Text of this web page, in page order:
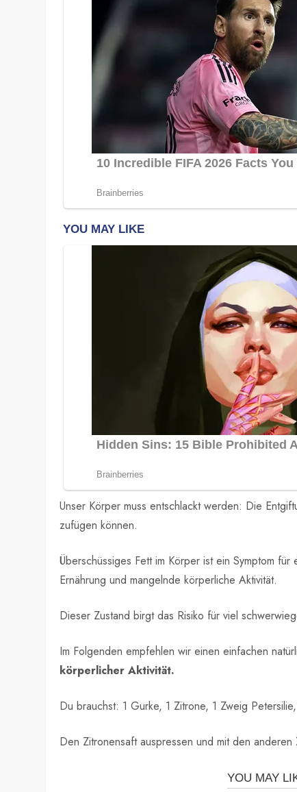
Unser Körper muss entschlackt werden: Die
zufügen können.
Überschüssiges Fett im Körper ist ein Symptom
Ernährung und mangelnde körperliche Aktivität.
Dieser Zustand birgt das Risiko für viel
Im Folgenden empfehlen wir einen einfachen
körperlicher Aktivität.
Du brauchst: 1 Gurke, 1 Zitrone, 1 Zweig
Den Zitronensaft auspressen und mit den